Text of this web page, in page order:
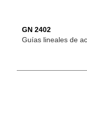
GN 2402
Guías lineales de